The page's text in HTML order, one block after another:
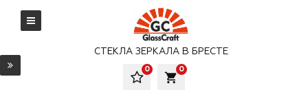
СТЕКЛА ЗЕРКАЛА В БРЕСТЕ
local_grocery_store
0
0